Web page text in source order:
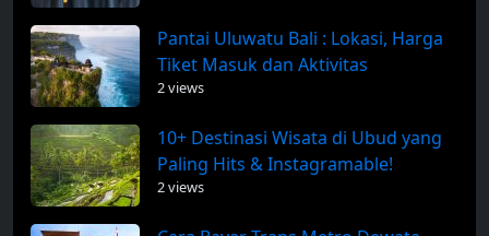
Pantai Uluwatu Bali : Lokasi, Harga
Tiket Masuk dan Aktivitas
2 views
10+ Destinasi Wisata di Ubud yang
Paling Hits & Instagramable!
2 views